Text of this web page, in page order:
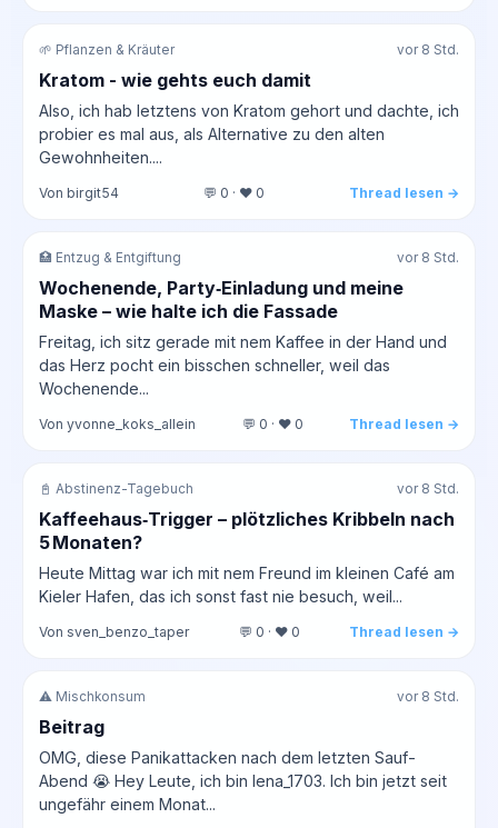
🌱 Pflanzen & Kräuter vor 8 Std.
Kratom - wie gehts euch damit
Also, ich hab letztens von Kratom gehort und dachte, ich
probier es mal aus, als Alternative zu den alten
Gewohnheiten....
Von birgit54 💬 0 · ❤️ 0 Thread lesen →
🏥 Entzug & Entgiftung vor 8 Std.
Wochenende, Party‑Einladung und meine
Maske – wie halte ich die Fassade
Freitag, ich sitz gerade mit nem Kaffee in der Hand und
das Herz pocht ein bisschen schneller, weil das
Wochenende...
Von yvonne_koks_allein 💬 0 · ❤️ 0 Thread lesen →
📓 Abstinenz-Tagebuch vor 8 Std.
Kaffeehaus‑Trigger – plötzliches Kribbeln nach
5 Monaten?
Heute Mittag war ich mit nem Freund im kleinen Café am
Kieler Hafen, das ich sonst fast nie besuch, weil...
Von sven_benzo_taper 💬 0 · ❤️ 0 Thread lesen →
⚠️ Mischkonsum vor 8 Std.
Beitrag
OMG, diese Panikattacken nach dem letzten Sauf-
Abend 😭 Hey Leute, ich bin lena_1703. Ich bin jetzt seit
ungefähr einem Monat...